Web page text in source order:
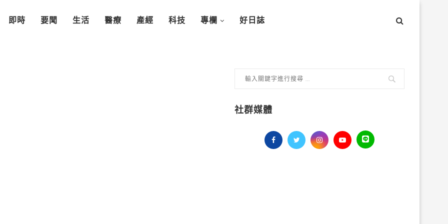
即時 要聞 生活 醫療 產經 科技 專欄 好日誌
社群媒體